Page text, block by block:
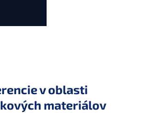
v oblasti
materiálov